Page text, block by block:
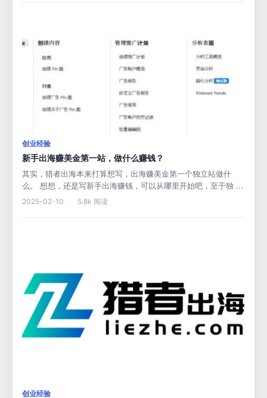
创业经验
新手出海赚美金第一站，做什么赚钱？
其实，猎者出海本来打算想写，出海赚美金第一个独立站做什
么。 想想，还是写新手出海赚钱，可以从哪里开始吧，至于独 ...
2025-02-10 · 5.8k 阅读
创业经验